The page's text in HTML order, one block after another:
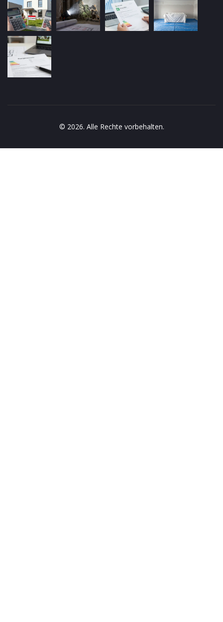
© 2026. Alle Rechte vorbehalten.